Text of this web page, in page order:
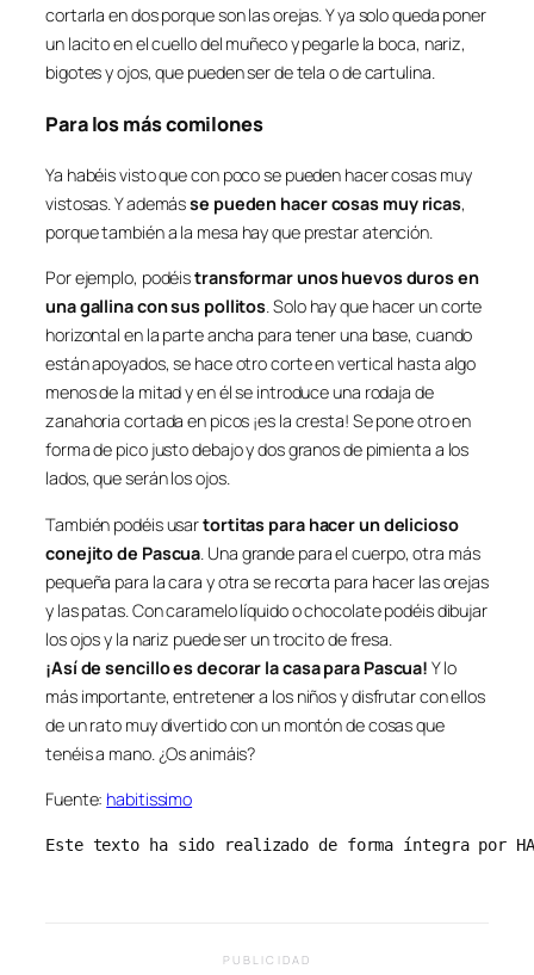
cortarla en dos porque son las orejas. Y ya solo queda poner
un lacito en el cuello del muñeco y pegarle la boca, nariz,
bigotes y ojos, que pueden ser de tela o de cartulina.
Para los más comilones
Ya habéis visto que con poco se pueden hacer cosas muy
vistosas. Y ademásse pueden hacer cosas muy ricas,
porque también a la mesa hay que prestar atención.
Por ejemplo, podéistransformar unos huevos duros en
una gallina con sus pollitos. Solo hay que hacer un corte
horizontal en la parte ancha para tener una base, cuando
están apoyados, se hace otro corte en vertical hasta algo
menos de la mitad y en él se introduce una rodaja de
zanahoria cortada en picos ¡es la cresta! Se pone otro en
forma de pico justo debajo y dos granos de pimienta a los
lados, que serán los ojos.
También podéis usartortitas para hacer un delicioso
conejito de Pascua . Una grande para el cuerpo, otra más
pequeña para la cara y otra se recorta para hacer las orejas
y las patas. Con caramelo líquido o chocolate podéis dibujar
los ojos y la nariz puede ser un trocito de fresa.
¡Así de sencillo es decorar la casa para Pascua!Y lo
más importante, entretener a los niños y disfrutar con ellos
de un rato muy divertido con un montón de cosas que
tenéis a mano. ¿Os animáis?
Fuente: habitissimo
Este texto ha sido realizado de forma íntegra por
PUBLICIDAD